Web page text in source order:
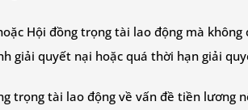
Hội đồng trọng tài lao động mà
giải quyết nại hoặc quá thời hạn giải
trọng tài lao động về vấn đề tiền lương